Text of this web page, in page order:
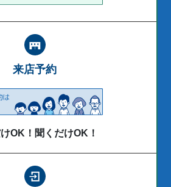
来店予約
OK！聞くだけOK！